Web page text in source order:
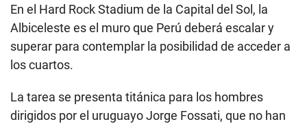
En el Hard Rock Stadium de la Capital del Sol, la
Albiceleste es el muro que Perú deberá escalar y
superar para contemplar la posibilidad de acceder a
los cuartos.
La tarea se presenta titánica para los hombres
dirigidos por el uruguayo Jorge Fossati, que no han